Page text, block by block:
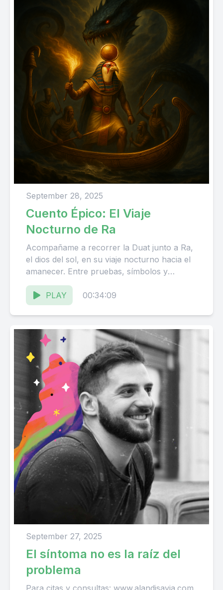
September 28, 2025
Cuento Épico: El Viaje
Nocturno de Ra
Acompañame a recorrer la Duat junto a Ra,
el dios del sol, en su viaje nocturno hacia el
amanecer. Entre pruebas, símbolos y
batallas,...
PLAY
00:34:09
September 27, 2025
El síntoma no es la raíz del
problema
Para citas y consultas: www.alandisavia.com